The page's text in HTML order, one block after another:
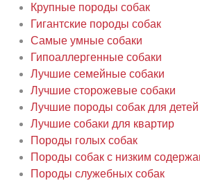
Крупные породы собак
Гигантские породы собак
Самые умные собаки
Гипоаллергенные собаки
Лучшие семейные собаки
Лучшие сторожевые собаки
Лучшие породы собак для детей
Лучшие собаки для квартир
Породы голых собак
Породы собак с низким
Породы служебных собак